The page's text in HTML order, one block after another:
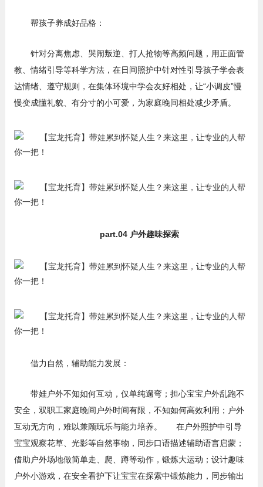
帮孩子养成好品格：
针对分离焦虑、哭闹叛逆、打人抢物等高频问题，用正面管
教、情绪引导等科学方法，在日间照护中针对性引导孩子学会表
达情绪、遵守规则，在集体环境中学会友好相处，让“小调皮”慢
慢变成懂礼貌、有分寸的小可爱，为家庭晚间相处减少矛盾。
part.04 户外趣味探索
借力自然，辅助能力发展：
带娃户外不知如何互动，仅单纯遛弯；担心宝宝户外乱跑不
安全，双职工家庭晚间户外时间有限，不知如何高效利用；户外
互动无方向，难以兼顾玩乐与能力培养。 在户外照护中引导
宝宝观察花草、光影等自然事物，同步口语描述辅助语言启蒙；
借助户外场地做简单走、爬、蹲等动作，锻炼大运动；设计趣味
户外小游戏，在安全看护下让宝宝在探索中锻炼能力，同步输出